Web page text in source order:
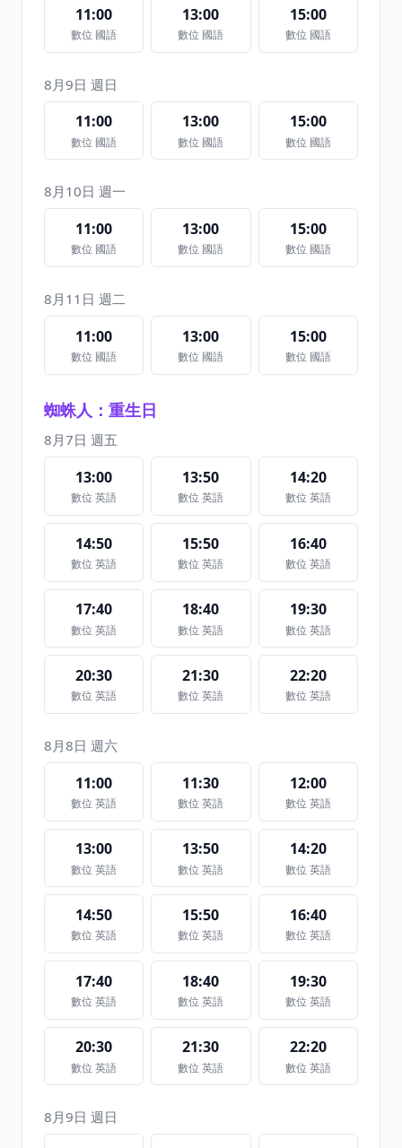
11:00
數位 國語
13:00
數位 國語
15:00
數位 國語
8月9日 週日
11:00
數位 國語
13:00
數位 國語
15:00
數位 國語
8月10日 週一
11:00
數位 國語
13:00
數位 國語
15:00
數位 國語
8月11日 週二
11:00
數位 國語
13:00
數位 國語
15:00
數位 國語
蜘蛛人：重生日
8月7日 週五
13:00
數位 英語
13:50
數位 英語
14:20
數位 英語
14:50
數位 英語
15:50
數位 英語
16:40
數位 英語
17:40
數位 英語
18:40
數位 英語
19:30
數位 英語
20:30
數位 英語
21:30
數位 英語
22:20
數位 英語
8月8日 週六
11:00
數位 英語
11:30
數位 英語
12:00
數位 英語
13:00
數位 英語
13:50
數位 英語
14:20
數位 英語
14:50
數位 英語
15:50
數位 英語
16:40
數位 英語
17:40
數位 英語
18:40
數位 英語
19:30
數位 英語
20:30
數位 英語
21:30
數位 英語
22:20
數位 英語
8月9日 週日